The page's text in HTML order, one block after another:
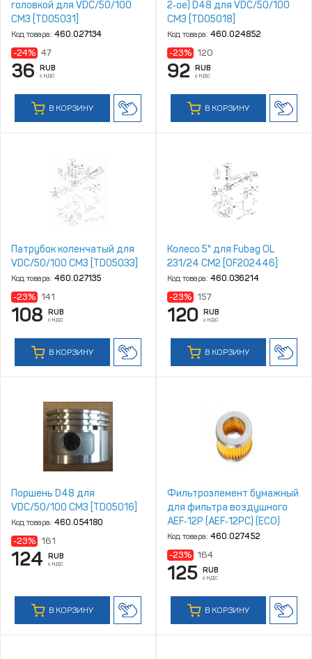
головкой для VDC/50/100
CM3 [TD05031]
Код товара: 460.027134
-24% 47
36 RUB
с НДС
В КОРЗИНУ
2‑ое) D48 для VDC/50/100
CM3 [TD05018]
Код товара: 460.024852
-23% 120
92 RUB
с НДС
В КОРЗИНУ
Патрубок коленчатый для
VDC/50/100 CM3 [TD05033]
Код товара: 460.027135
-23% 141
108 RUB
с НДС
В КОРЗИНУ
Колесо 5" для Fubag OL
231/24 CM2 [OF202446]
Код товара: 460.036214
-23% 157
120 RUB
с НДС
В КОРЗИНУ
Поршень D48 для
VDC/50/100 CM3 [TD05016]
Код товара: 460.054180
-23% 161
124 RUB
с НДС
В КОРЗИНУ
Фильтроэлемент бумажный
для фильтра воздушного
AEF‑12P (AEF‑12PC) (ECO)
Код товара: 460.027452
-23% 164
125 RUB
с НДС
В КОРЗИНУ